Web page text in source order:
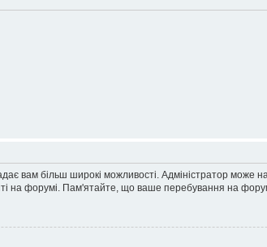
вам більш широкі можливості. Адміністратор може
на форумі. Пам'ятайте, що ваше перебування на